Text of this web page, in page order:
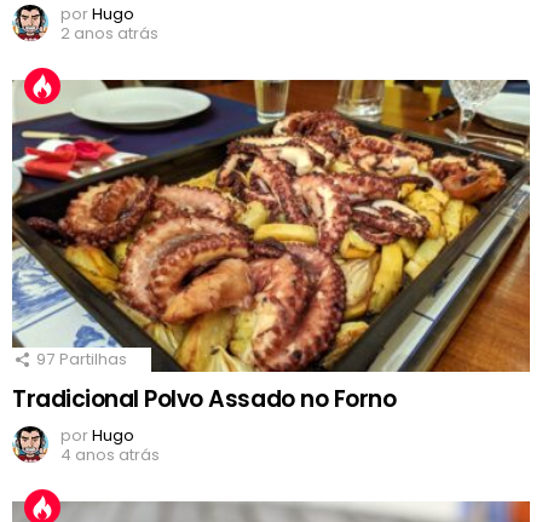
porHugo
2 anos atrás
97 Partilhas
Tradicional Polvo Assado no Forno
porHugo
4 anos atrás